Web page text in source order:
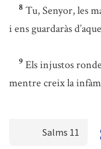
8 Tu, Senyor, les
i ens guardaràs
9 Els injustos
mentre creix la
Salms 11